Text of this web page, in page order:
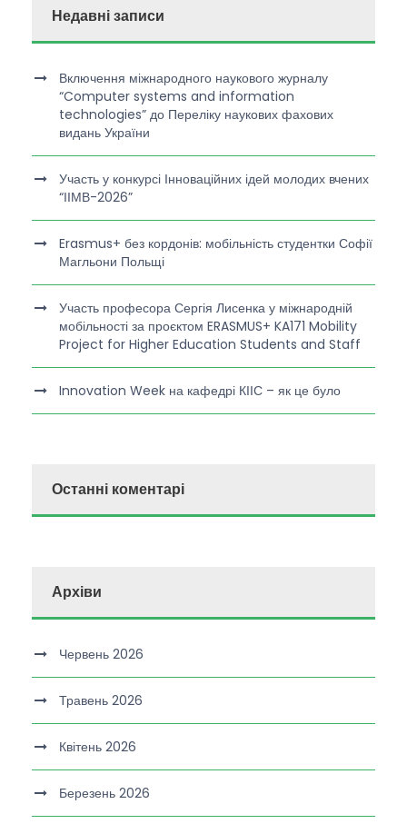
Недавні записи
Включення міжнародного наукового журналу
“Computer systems and information
technologies” до Переліку наукових фахових
видань України
Участь у конкурсі Інноваційних ідей молодих вчених
“ІІМВ-2026”
Erasmus+ без кордонів: мобільність студентки Софії
Магльони Польщі
Участь професора Сергія Лисенка у міжнародній
мобільності за проєктом ERASMUS+ KA171 Mobility
Project for Higher Education Students and Staff
Innovation Week на кафедрі КІІС – як це було
Останні коментарі
Архіви
Червень 2026
Травень 2026
Квітень 2026
Березень 2026